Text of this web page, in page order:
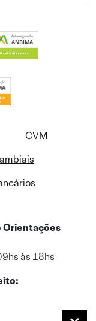
CVM
Orientações
às 18hs